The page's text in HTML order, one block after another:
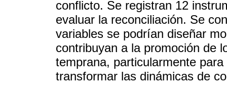
conflicto. Se registran 12
evaluar la reconciliación. Se
variables se podrían diseñar
contribuyan a la promoción de
temprana, particularmente
transformar las dinámicas de